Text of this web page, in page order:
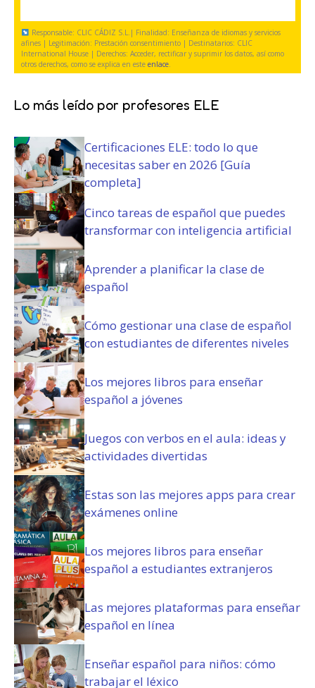
o
)
g
a
t
o
i
)
a
t
o
r
o
s
y
c
o
d
i
o
n
e
s
(
O
b
l
i
g
a
t
o
r
i
o
)
Responsable: CLIC CÁDIZ S.L.| Finalidad: Enseñanza de idiomas y servicios
afines | Legitimación: Prestación consentimiento | Destinatarios: CLIC
International House | Derechos: Acceder, rectificar y suprimir los datos, así como
otros derechos, como se explica en esteenlace
Lo más leído por profesores ELE
Certificaciones ELE: todo lo que
necesitas saber en 2026 [Guía
completa]
Cinco tareas de español que puedes
transformar con inteligencia artificial
Aprender a planificar la clase de
español
Cómo gestionar una clase de español
con estudiantes de diferentes niveles
Los mejores libros para enseñar
español a jóvenes
Juegos con verbos en el aula: ideas y
actividades divertidas
Estas son las mejores apps para crear
exámenes online
Los mejores libros para enseñar
español a estudiantes extranjeros
Las mejores plataformas para enseñar
español en línea
Enseñar español para niños: cómo
trabajar el léxico